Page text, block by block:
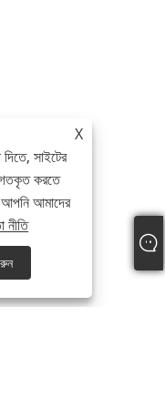
X
সাইটের
করতে
আপনি আমাদের
নীতি